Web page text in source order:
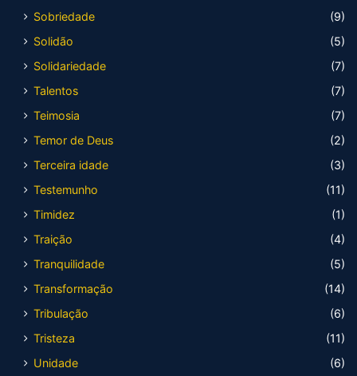
Sobriedade
(9)
Solidão
(5)
Solidariedade
(7)
Talentos
(7)
Teimosia
(7)
Temor de Deus
(2)
Terceira idade
(3)
Testemunho
(11)
Timidez
(1)
Traição
(4)
Tranquilidade
(5)
Transformação
(14)
Tribulação
(6)
Tristeza
(11)
Unidade
(6)